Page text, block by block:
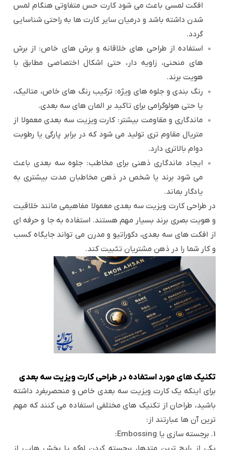
افکت لمسی باعث می شود کارت حس متفاوتی هنگام لمس
شدن داشته باشد و درمیان سایر کارت ها به راحتی شناسایی
گردد.
استفاده از طراحی های خلاقانه و برش های خاص: از برش
های منحنی، زاویه دار، حتی اشکال اختصاصی مطابق با
هویت برند.
رنگ بندی و جلوه های ویژه: ترکیب رنگ های خاص، متالیک،
یا حتی هولوگرامی برای تاکید بر المان های سه بعدی.
ماندگاری و مقاومت بیشتر: کارت ویزیت سه بعدی معمولا از
متریال مقاوم تری تولید می شود که در برابر پارگی یا رطوبت
دوام بالاتری دارد.
ایجاد ماندگاری ذهنی برای مخاطب: جلوه سه بعدی باعث
می شود برند یا شخص در ذهن مخاطبان مدت بیشتری به
یادگار بماند.
در طراحی کارت ویزیت سه بعدی معمولا مفاهیمی مانند خلاقیت
و هویت بصری برند بسیار مهم هستند. استفاده به جا و حرفه ای
از افکت های سه بعدی، دکوراتیو و مدرن می تواند جایگاه کسب
و کار شما را در ذهن مشتریان تثبیت کند.
تکنیک های مورد استفاده در طراحی کارت ویزیت سه بعدی
برای اینکه یک کارت ویزیت سه بعدی خاص و منحصربفرد داشته
باشید، طراحان از تکنیک های مختلفی استفاده می کنند که مهم
ترین آن ها عبارتند از:
1. برجسته سازی یا Embossing: